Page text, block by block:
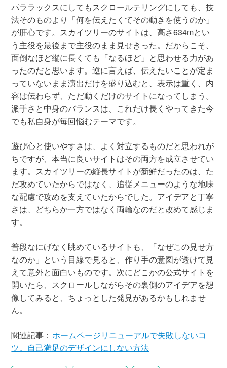
パララックスにしてもスクロールテリングにしても、技
法そのものより「何を伝えたくてその動きを使うのか」
が肝心です。スカイツリーのサイトは、高さ634mとい
う主役を最後まで主役のまま見せきった。だからこそ、
面倒なほど縦に長くても「なるほど」と思わせる力があ
ったのだと思います。逆に言えば、伝えたいことが定ま
っていないまま演出だけを盛り込むと、表示は重く、内
容は伝わらず、ただ動くだけのサイトになってしまう。
派手さと中身のバランスは、これだけ長くやってきた今
でも私自身が毎回悩むテーマです。
遊び心と使いやすさは、よく対立するものだと思われが
ちですが、本当に良いサイトはその両方を成立させてい
ます。スカイツリーの縦長サイトが新鮮だったのは、た
だ攻めていたからではなく、追従メニューのような地味
な配慮で攻めを支えていたからでした。アイデアと丁寧
さは、どちらか一方ではなく両輪なのだと改めて感じま
す。
普段なにげなく眺めているサイトも、「なぜこの見せ方
なのか」という目線で見ると、作り手の意図が透けて見
えて意外と面白いものです。次にどこかの公式サイトを
開いたら、スクロールしながらその裏側のアイデアを想
像してみると、ちょっとした発見があるかもしれませ
ん。
関連記事： ホームページリニューアルで失敗しないコ
ツ。自己満足のデザインにしない方法